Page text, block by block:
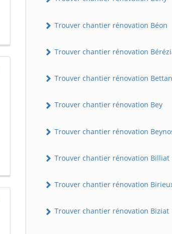
Trouver chantier rénovation Béon
Trouver chantier rénovation
Trouver chantier rénovation
Trouver chantier rénovation Bey
Trouver chantier rénovation
Trouver chantier rénovation Billiat
Trouver chantier rénovation
Trouver chantier rénovation Biziat